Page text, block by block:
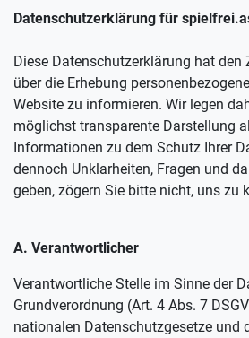
Datenschutzerklärung für
Diese Datenschutzerklärung hat den
über die Erhebung
Website zu informieren. Wir legen
möglichst transparente Darstellung
Informationen zu dem Schutz Ihrer
dennoch Unklarheiten, Fragen und
geben, zögern Sie bitte nicht, uns zu
A. Verantwortlicher
Verantwortliche Stelle im Sinne der
Grundverordnung (Art. 4 Abs. 7
nationalen Datenschutzgesetze und